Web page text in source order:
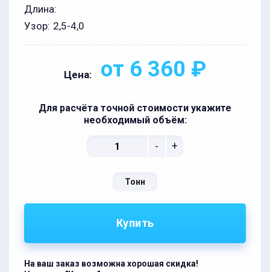
Длина:
Узор: 2,5-4,0
Цена: от 6 360 ₽
Для расчёта точной стоимости укажите
необходимый объём:
- +
Тонн
Купить
На ваш заказ возможна хорошая скидка!